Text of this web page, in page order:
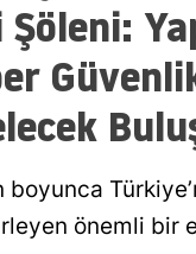
boyunca
önemli bir